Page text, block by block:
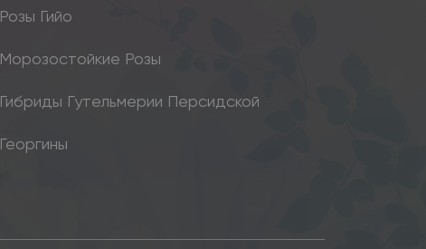
Розы Гийо
Морозостойкие Розы
Гибриды Гутельмерии Персидской
Георгины